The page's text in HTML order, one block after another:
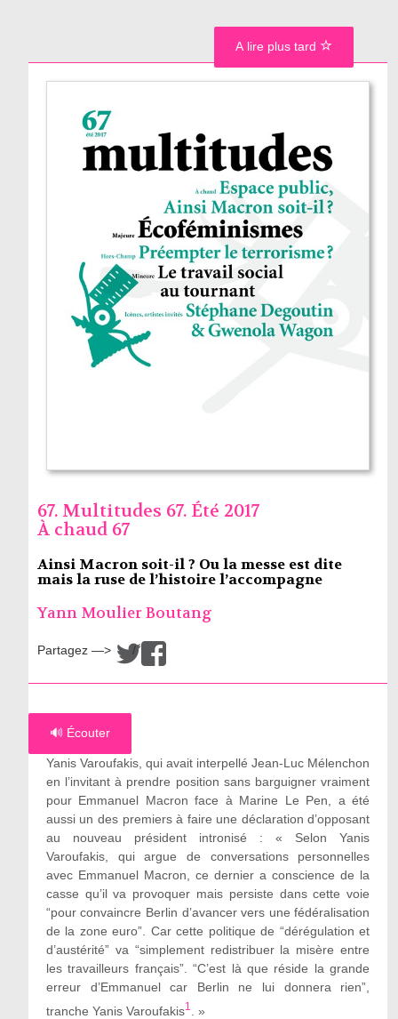
67. Multitudes 67. Été 2017
À chaud 67
Ainsi Macron soit-il ? Ou la messe est dite
mais la ruse de l’histoire l’accompagne
Yann Moulier Boutang
Partagez —> /
🔊 Écouter
Yanis Varoufakis, qui avait interpellé Jean-Luc Mélenchon
en l’invitant à prendre position sans barguigner vraiment
pour Emmanuel Macron face à Marine Le Pen, a été
aussi un des premiers à faire une déclaration d’opposant
au nouveau président intronisé : « Selon Yanis
Varoufakis, qui argue de conversations personnelles
avec Emmanuel Macron, ce dernier a conscience de la
casse qu’il va provoquer mais persiste dans cette voie
“pour convaincre Berlin d’avancer vers une fédéralisation
de la zone euro”. Car cette politique de “dérégulation et
d’austérité” va “simplement redistribuer la misère entre
les travailleurs français”. “C’est là que réside la grande
erreur d’Emmanuel car Berlin ne lui donnera rien”,
tranche Yanis Varoufakis1
. »
A lire plus tard